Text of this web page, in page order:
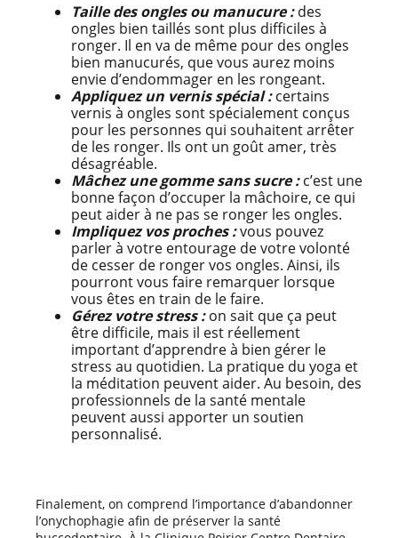
Taille des ongles ou manucure :des
ongles bien taillés sont plus difficiles à
ronger. Il en va de même pour des ongles
bien manucurés, que vous aurez moins
envie d’endommager en les rongeant.
Appliquez un vernis spécial :certains
vernis à ongles sont spécialement conçus
pour les personnes qui souhaitent arrêter
de les ronger. Ils ont un goût amer, très
désagréable.
Mâchez une gomme sans sucre :c’est une
bonne façon d’occuper la mâchoire, ce qui
peut aider à ne pas se ronger les ongles.
Impliquez vos proches :vous pouvez
parler à votre entourage de votre volonté
de cesser de ronger vos ongles. Ainsi, ils
pourront vous faire remarquer lorsque
vous êtes en train de le faire.
Gérez votre stress :on sait que ça peut
être difficile, mais il est réellement
important d’apprendre à bien gérer le
stress au quotidien. La pratique du yoga et
la méditation peuvent aider. Au besoin, des
professionnels de la santé mentale
peuvent aussi apporter un soutien
personnalisé.
Finalement, on comprend l’importance d’abandonner
l’onychophagie afin de préserver la santé